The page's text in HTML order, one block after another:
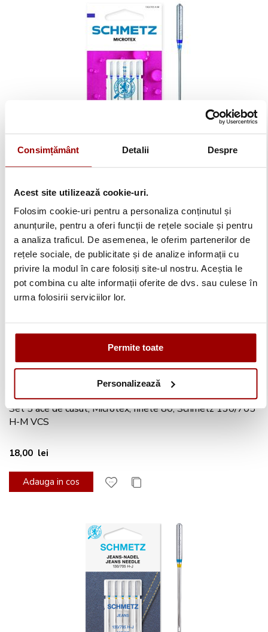
Consimțământ Detalii Despre
Acest site utilizează cookie-uri.
Folosim cookie-uri pentru a personaliza conținutul și
anunțurile, pentru a oferi funcții de rețele sociale și pentru
a analiza traficul. De asemenea, le oferim partenerilor de
rețele sociale, de publicitate și de analize informații cu
privire la modul în care folosiți site-ul nostru. Aceștia le
pot combina cu alte informații oferite de dvs. sau culese în
urma folosirii serviciilor lor.
Permite toate
Personalizează
Set 5 ace de cusut, Microtex, finete 90, Schmetz 130/705
18,00 lei
Adauga in cos
Set 5 ace de cusut, Microtex, finete 80, Schmetz 130/705
H-M VCS
18,00 lei
Adauga in cos